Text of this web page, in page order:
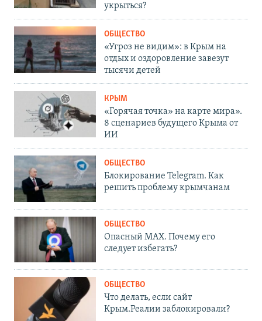
укрыться?
ОБЩЕСТВО
«Угроз не видим»: в Крым на
отдых и оздоровление завезут
тысячи детей
КРЫМ
«Горячая точка» на карте мира».
8 сценариев будущего Крыма от
ИИ
ОБЩЕСТВО
Блокирование Telegram. Как
решить проблему крымчанам
ОБЩЕСТВО
Опасный MAX. Почему его
следует избегать?
ОБЩЕСТВО
Что делать, если сайт
Крым.Реалии заблокировали?